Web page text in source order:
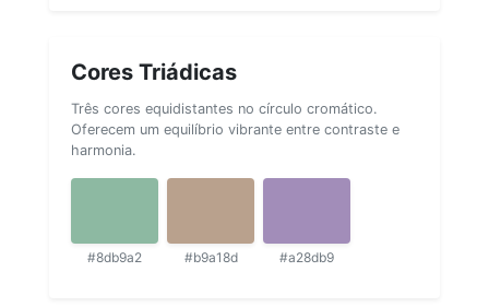
Cores Triádicas
Três cores equidistantes no círculo cromático.
Oferecem um equilíbrio vibrante entre contraste e
harmonia.
#8db9a2 #b9a18d #a28db9